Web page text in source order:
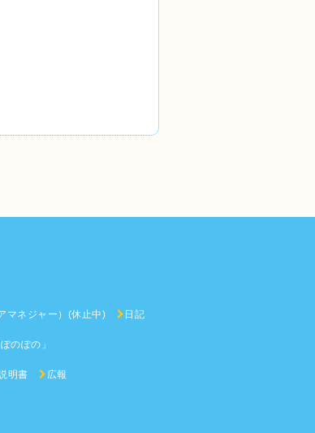
マネジャー）(休止中) 日記
のぽの」
明書 広報